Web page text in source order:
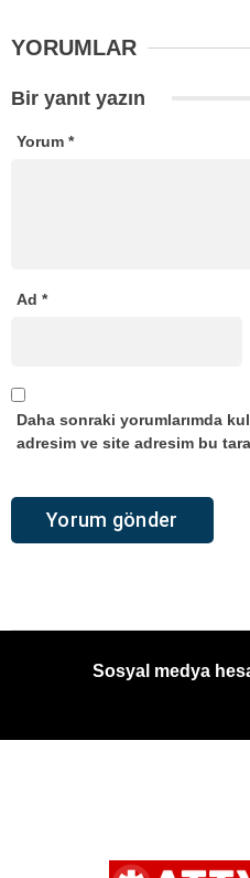
YORUMLAR
Bir yanıt yazın
Yorum *
Ad *
Daha sonraki yorumlarımda
adresim ve site adresim bu
Sosyal medya